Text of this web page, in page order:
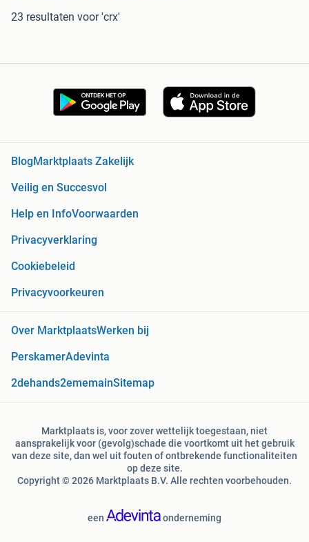
23 resultaten voor 'crx'
BlogMarktplaats Zakelijk
Veilig en Succesvol
Help en InfoVoorwaarden
Privacyverklaring
Cookiebeleid
Privacyvoorkeuren
Over MarktplaatsWerken bij
PerskamerAdevinta
2dehands2ememainSitemap
Marktplaats is, voor zover wettelijk toegestaan, niet
aansprakelijk voor (gevolg)schade die voortkomt uit het gebruik
van deze site, dan wel uit fouten of ontbrekende functionaliteiten
op deze site.
Copyright © 2026 Marktplaats B.V. Alle rechten voorbehouden.
een onderneming